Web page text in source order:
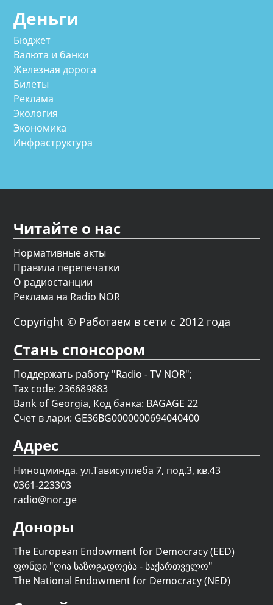
Деньги
Бюджет
Валюта и банки
Железная дорога
Билеты
Реклама
Экология
Экономика
Инфраструктура
Читайте о нас
Нормативные акты
Правила перепечатки
О радиостанции
Реклама на Radio NOR
Copyright © Работаем в сети с 2012 года
Стань спонсором
Поддержать работу "Radio - TV NOR";
Tax code: 236689883
Bank of Georgia, Код банка: BAGAGE 22
Счет в лари: GE36BG0000000694040400
Адрес
Ниноцминда. ул.Тависуплеба 7, под.3, кв.43
0361-223303
radio@nor.ge
Доноры
The European Endowment for Democracy (EED)
ფონდი "ღია საზოგადოება - საქართველო"
The National Endowment for Democracy (NED)